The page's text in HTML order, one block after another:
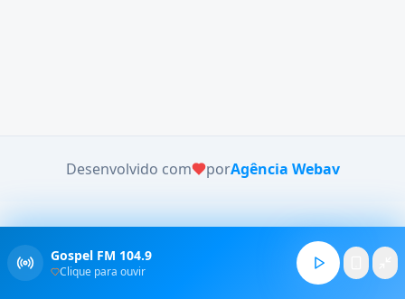
Desenvolvido com porAgência Webav
Gospel FM 104.9
Clique para ouvir